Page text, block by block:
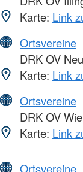
Karte: Link
Ortsvereine
DRK OV
Karte: Link
Ortsvereine
DRK OV
Karte: Link
Ortsvereine